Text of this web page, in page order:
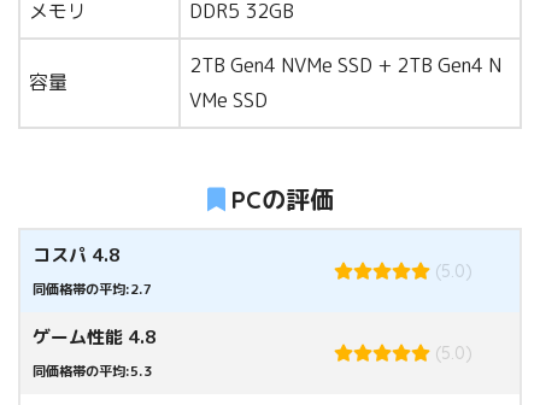
メモリ DDR5 32GB
容量
2TB Gen4 NVMe SSD + 2TB Gen4 N
VMe SSD
PCの評価
コスパ 4.8
同価格帯の平均:2.7
(5.0)
ゲーム性能 4.8
同価格帯の平均:5.3
(5.0)